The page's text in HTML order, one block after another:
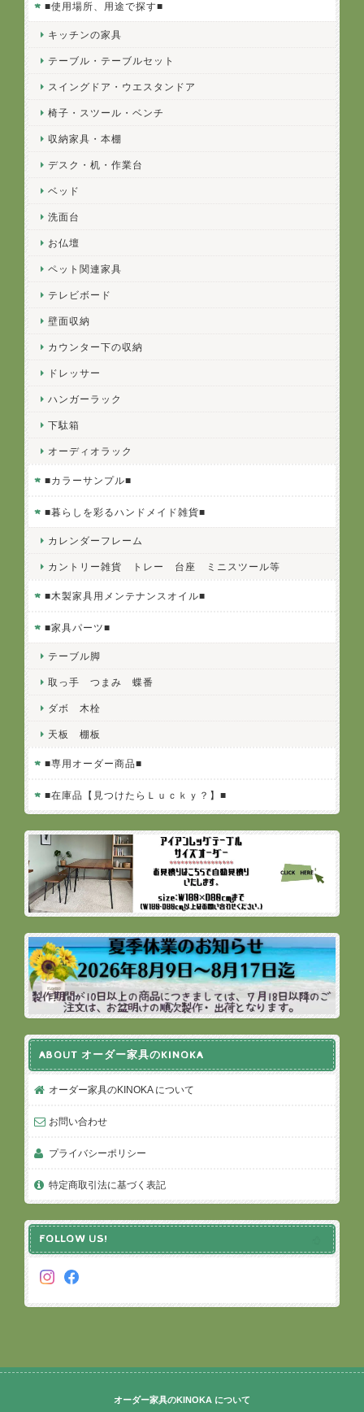
■使用場所、用途で探す■
キッチンの家具
テーブル・テーブルセット
スイングドア・ウエスタンドア
椅子・スツール・ベンチ
収納家具・本棚
デスク・机・作業台
ベッド
洗面台
お仏壇
ペット関連家具
テレビボード
壁面収納
カウンター下の収納
ドレッサー
ハンガーラック
下駄箱
オーディオラック
■カラーサンプル■
■暮らしを彩るハンドメイド雑貨■
カレンダーフレーム
カントリー雑貨 トレー 台座 ミニスツール等
■木製家具用メンテナンスオイル■
■家具パーツ■
テーブル脚
取っ手 つまみ 蝶番
ダボ 木栓
天板 棚板
■専用オーダー商品■
■在庫品【見つけたらＬｕｃｋｙ？】■
ABOUT オーダー家具のKINOKA
オーダー家具のKINOKA について
お問い合わせ
プライバシーポリシー
特定商取引法に基づく表記
FOLLOW US!
オーダー家具のKINOKA について